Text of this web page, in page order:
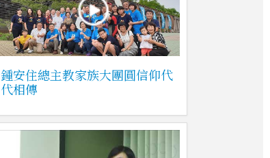
鍾安住總主教家族大團圓信仰代
代相傳